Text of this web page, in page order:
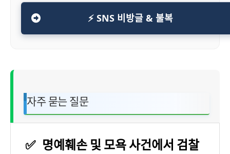
⚡ SNS 비방글 & 불복
자주 묻는 질문
✅ 명예훼손 및 모욕 사건에서 검찰